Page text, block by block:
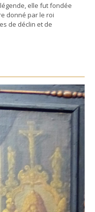
elle fut fondée
donné par le roi
de déclin et de